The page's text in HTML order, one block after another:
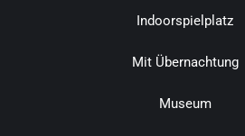
Indoorspielplatz
Mit Übernachtung
Museum